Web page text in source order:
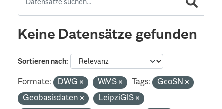
Keine Datensätze gefunden
Sortieren nach
Formate: DWG WMS Tags:
GeoSN
Geobasisdaten
LeipziGIS